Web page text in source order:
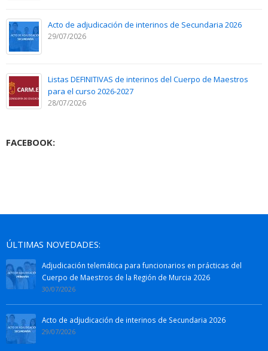
Acto de adjudicación de interinos de Secundaria 2026
29/07/2026
Listas DEFINITIVAS de interinos del Cuerpo de Maestros
para el curso 2026-2027
28/07/2026
FACEBOOK:
ÚLTIMAS NOVEDADES:
Adjudicación telemática para funcionarios en prácticas del
Cuerpo de Maestros de la Región de Murcia 2026
30/07/2026
Acto de adjudicación de interinos de Secundaria 2026
29/07/2026